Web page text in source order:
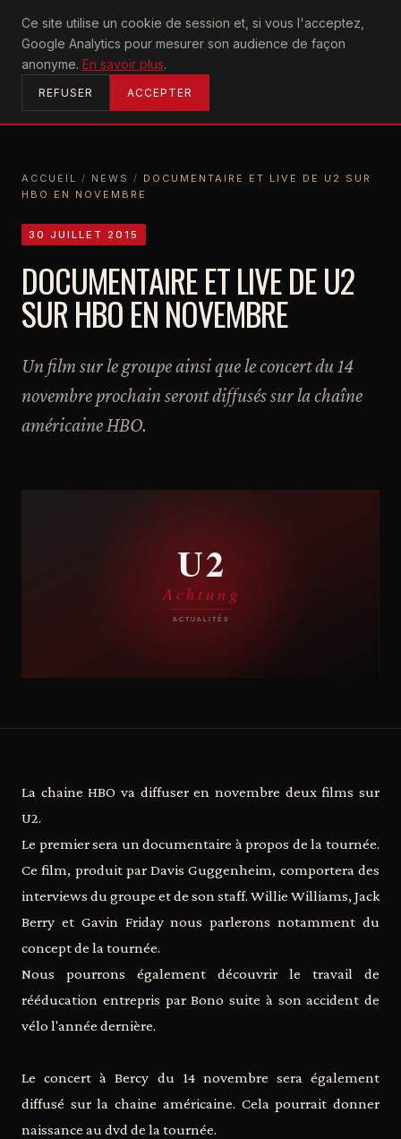
Ce site utilise un cookie de session et, si vous l'acceptez,
Google Analytics pour mesurer son audience de façon
anonyme. En savoir plus.
REFUSER ACCEPTER
U2achtung
ACCUEIL
ACCUEIL / NEWS / DOCUMENTAIRE ET LIVE DE U2 SUR
HBO EN NOVEMBRE
30 JUILLET 2015
DOCUMENTAIRE ET LIVE DE U2
SUR HBO EN NOVEMBRE
Un film sur le groupe ainsi que le concert du 14
novembre prochain seront diffusés sur la chaîne
américaine HBO.
La chaine HBO va diffuser en novembre deux films sur
U2.
Le premier sera un documentaire à propos de la tournée.
Ce film, produit par Davis Guggenheim, comportera des
interviews du groupe et de son staff. Willie Williams, Jack
Berry et Gavin Friday nous parlerons notamment du
concept de la tournée.
Nous pourrons également découvrir le travail de
rééducation entrepris par Bono suite à son accident de
vélo l'année dernière.
Le concert à Bercy du 14 novembre sera également
diffusé sur la chaine américaine. Cela pourrait donner
naissance au dvd de la tournée.